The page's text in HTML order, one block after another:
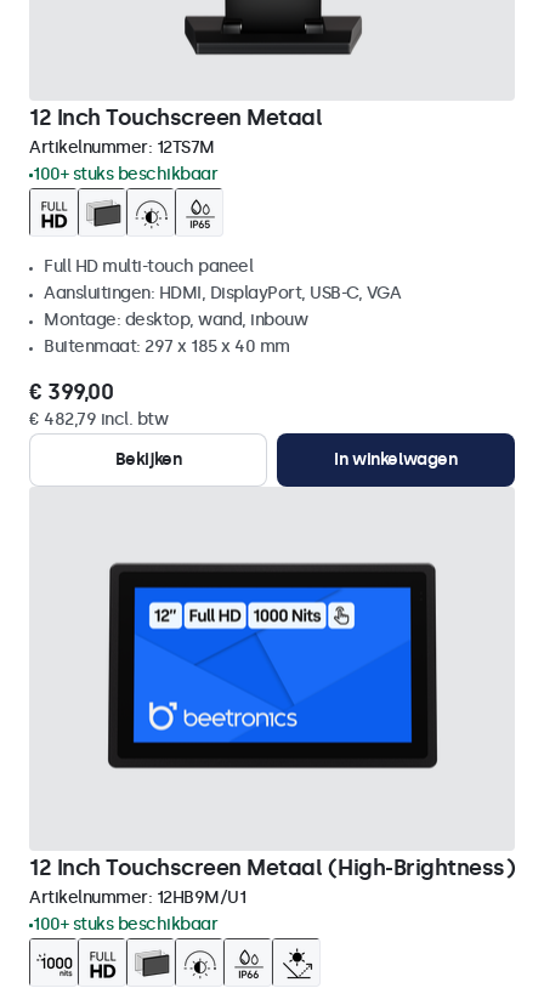
12 Inch Touchscreen Metaal
Artikelnummer: 12TS7M
100+ stuks beschikbaar
Full HD multi-touch paneel
Aansluitingen: HDMI, DisplayPort, USB-C, VGA
Montage: desktop, wand, inbouw
Buitenmaat: 297 x 185 x 40 mm
€ 399,00
€ 482,79 incl. btw
Bekijken
In winkelwagen
12 Inch Touchscreen Metaal (High-Brightness)
Artikelnummer: 12HB9M/U1
100+ stuks beschikbaar